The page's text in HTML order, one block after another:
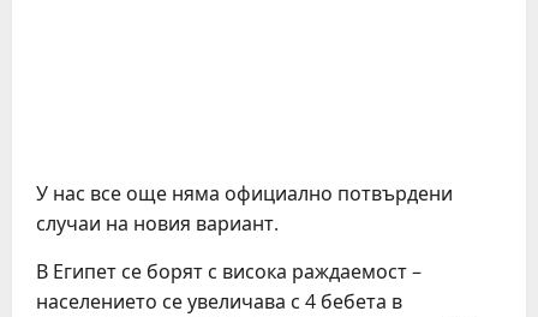
У нас все още няма официално потвърдени
случаи на новия вариант.
В Египет се борят с висока раждаемост –
населението се увеличава с 4 бебета в